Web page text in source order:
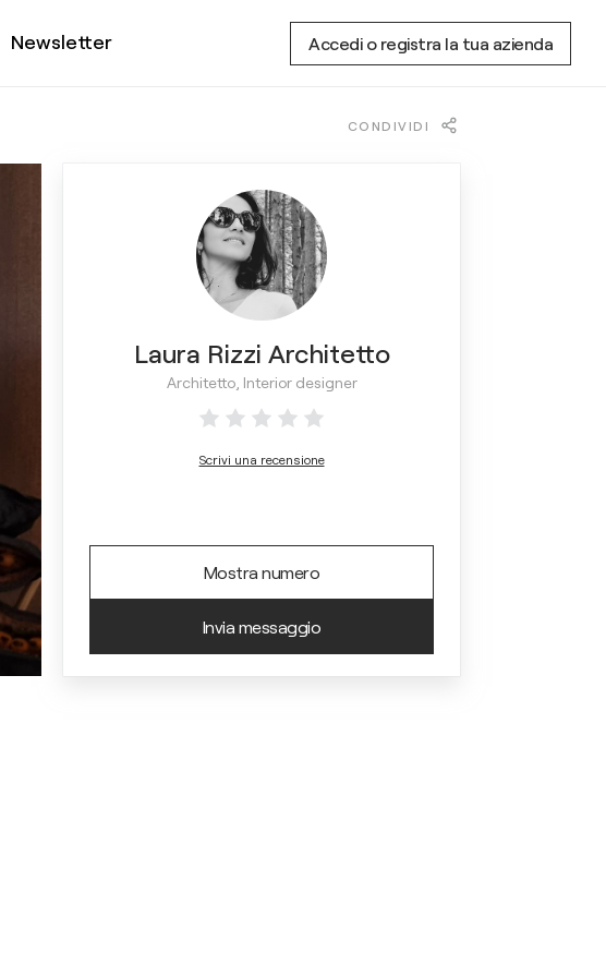
Newsletter Accedi o registra la tua azienda
CONDIVIDI
Laura Rizzi Architetto
Architetto, Interior designer
Scrivi una recensione
Mostra numero
Invia messaggio